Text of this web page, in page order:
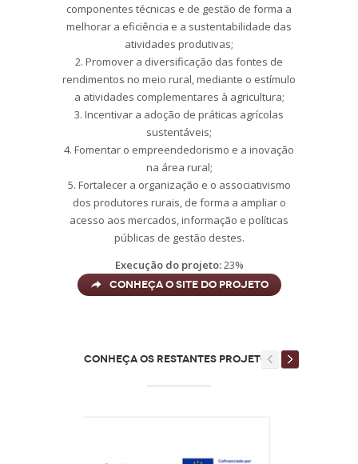
componentes técnicas e de gestão de forma a
melhorar a eficiência e a sustentabilidade das
atividades produtivas;
2. Promover a diversificação das fontes de
rendimentos no meio rural, mediante o estímulo
a atividades complementares à agricultura;
3. Incentivar a adoção de práticas agrícolas
sustentáveis;
4. Fomentar o empreendedorismo e a inovação
na área rural;
5. Fortalecer a organização e o associativismo
dos produtores rurais, de forma a ampliar o
acesso aos mercados, informação e políticas
públicas de gestão destes.
Execução do projeto:23%
Conheça o site do Projeto
CONHEÇA OS RESTANTES PROJETOS